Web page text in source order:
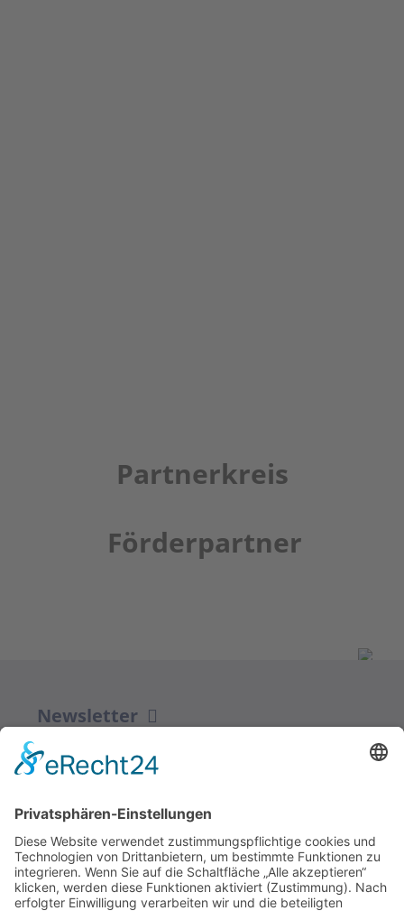
Partnerkreis
Förderpartner
Newsletter
ZUR ANMELDUNG
Redaktion bbkult.net
Centrum Bavaria Bohemia (CeBB)
Dr. Veronika Hofinger
Freyung 1, 92539 Schönsee